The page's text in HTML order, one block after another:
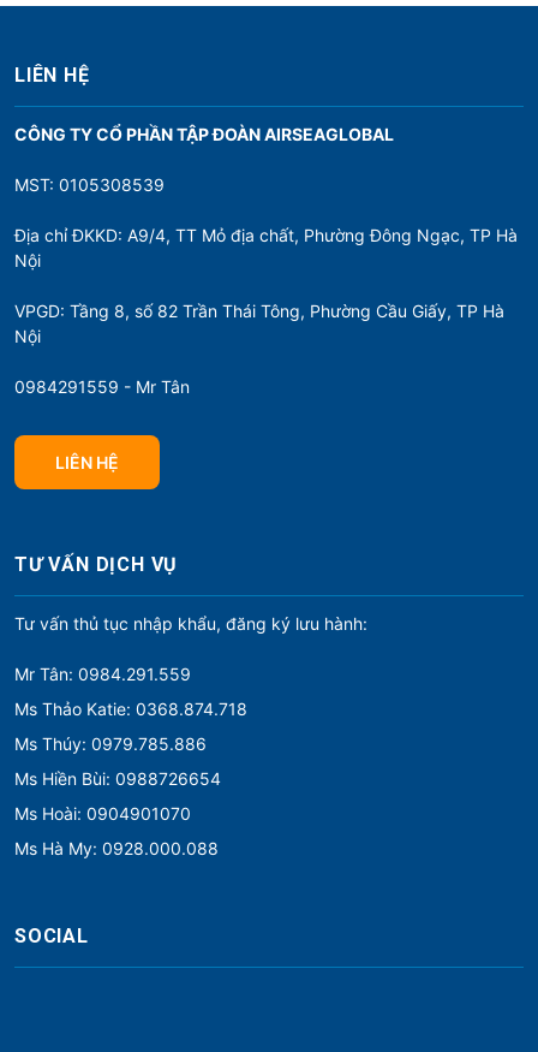
LIÊN HỆ
CÔNG TY CỔ PHẦN TẬP ĐOÀN AIRSEAGLOBAL
MST: 0105308539
Địa chỉ ĐKKD: A9/4, TT Mỏ địa chất, Phường Đông Ngạc, TP Hà
Nội
VPGD: Tầng 8, số 82 Trần Thái Tông, Phường Cầu Giấy, TP Hà
Nội
0984291559 - Mr Tân
LIÊN HỆ
TƯ VẤN DỊCH VỤ
Tư vấn thủ tục nhập khẩu, đăng ký lưu hành:
Mr Tân: 0984.291.559
Ms Thảo Katie: 0368.874.718
Ms Thúy: 0979.785.886
Ms Hiền Bùi: 0988726654
Ms Hoài: 0904901070
Ms Hà My: 0928.000.088
SOCIAL